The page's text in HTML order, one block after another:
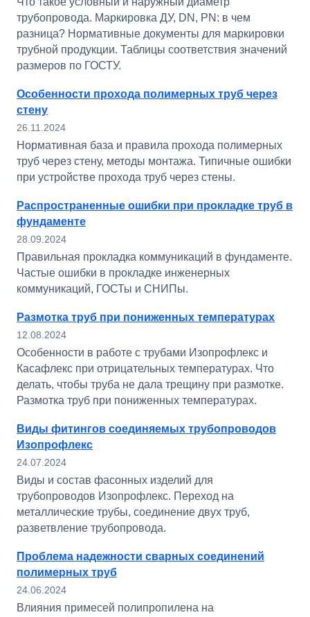
трубопровода. Маркировка ДУ, DN, PN: в чем
разница? Нормативные документы для маркировки
трубной продукции. Таблицы соответствия значений
размеров по ГОСТУ.
Особенности прохода полимерных труб через
стену
26.11.2024
Нормативная база и правила прохода полимерных
труб через стену, методы монтажа. Типичные ошибки
при устройстве прохода труб через стены.
Распространенные ошибки при прокладке труб в
фундаменте
28.09.2024
Правильная прокладка коммуникаций в фундаменте.
Частые ошибки в прокладке инженерных
коммуникаций, ГОСТы и СНИПы.
Размотка труб при пониженных температурах
12.08.2024
Особенности в работе с трубами Изопрофлекс и
Касафлекс при отрицательных температурах. Что
делать, чтобы труба не дала трещину при размотке.
Размотка труб при пониженных температурах.
Виды фитингов соединяемых трубопроводов
Изопрофлекс
24.07.2024
Виды и состав фасонных изделий для
трубопроводов Изопрофлекс. Переход на
металлические трубы, соединение двух труб,
разветвление трубопровода.
Проблема надежности сварных соединений
полимерных труб
24.06.2024
Влияния примесей полипропилена на